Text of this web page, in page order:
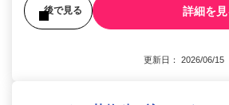
後で見る 詳細を見
更新日： 2026/06/